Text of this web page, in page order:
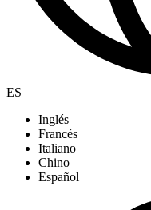
ES
Inglés
Francés
Italiano
Chino
Español